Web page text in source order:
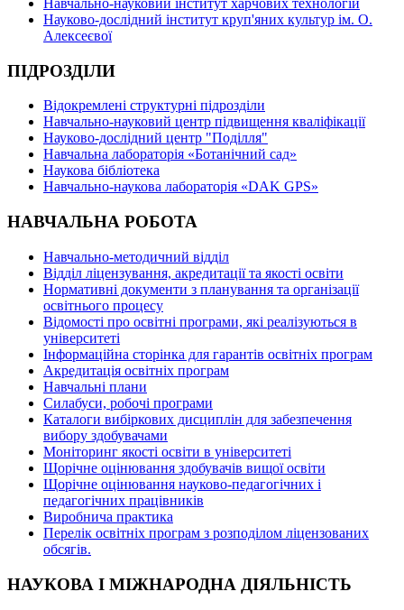
Навчально-науковий інститут харчових технологій
Науково-дослідний інститут круп'яних культур ім. О.
Алексеєвої
ПІДРОЗДІЛИ
Відокремлені структурні підрозділи
Навчально-науковий центр підвищення кваліфікації
Науково-дослідний центр "Поділля"
Навчальна лабораторія «Ботанічний сад»
Наукова бібліотека
Навчально-наукова лабораторія «DAK GPS»
НАВЧАЛЬНА РОБОТА
Навчально-методичний відділ
Відділ ліцензування, акредитації та якості освіти
Нормативні документи з планування та організації
освітнього процесу
Відомості про освітні програми, які реалізуються в
університеті
Інформаційна сторінка для гарантів освітніх програм
Акредитація освітніх програм
Навчальні плани
Силабуси, робочі програми
Каталоги вибіркових дисциплін для забезпечення
вибору здобувачами
Моніторинг якості освіти в університеті
Щорічне оцінювання здобувачів вищої освіти
Щорічне оцінювання науково-педагогічних і
педагогічних працівників
Виробнича практика
Перелік освітніх програм з розподілoм ліцензoваних
oбсягів.
НАУКОВА І МІЖНАРОДНА ДІЯЛЬНІСТЬ